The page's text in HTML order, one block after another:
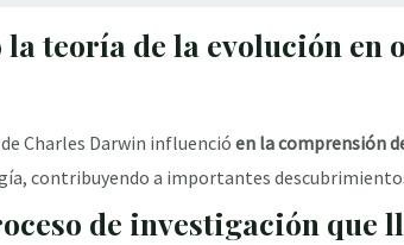
la teoría de la evolución en
Charles Darwin influenció en la comprensión
contribuyendo a importantes
de investigación que